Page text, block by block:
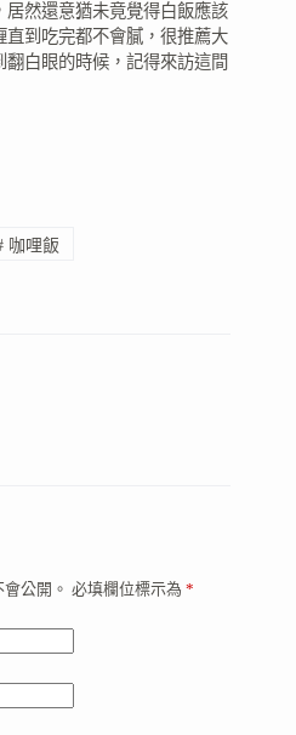
然還意猶未竟覺得白飯應該
到吃完都不會膩，很推薦大
白眼的時候，記得來訪這間
咖哩飯
公開。 必填欄位標示為 *